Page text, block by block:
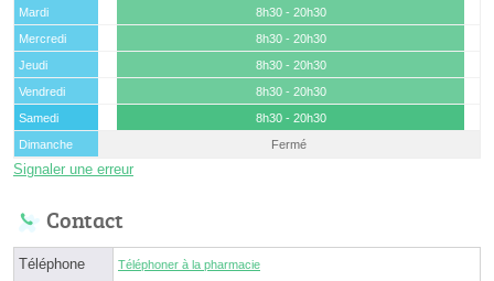
Mardi
8h30 - 20h30
Mercredi
8h30 - 20h30
Jeudi
8h30 - 20h30
Vendredi
8h30 - 20h30
Samedi
8h30 - 20h30
Dimanche
Fermé
Signaler une erreur
Contact
Téléphone Téléphoner à la pharmacie